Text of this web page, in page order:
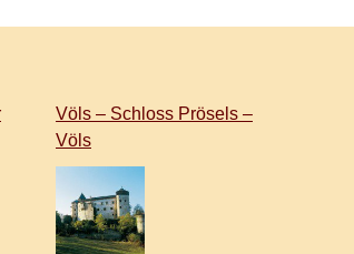
Völs – Schloss Prösels –
Völs